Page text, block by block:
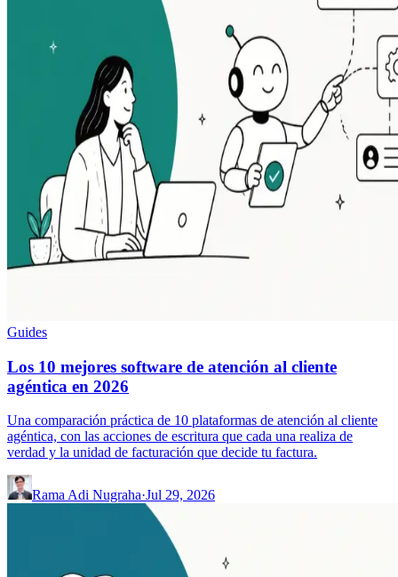
Guides
Los 10 mejores software de atención al cliente
agéntica en 2026
Una comparación práctica de 10 plataformas de atención al cliente
agéntica, con las acciones de escritura que cada una realiza de
verdad y la unidad de facturación que decide tu factura.
Rama Adi Nugraha·Jul 29, 2026